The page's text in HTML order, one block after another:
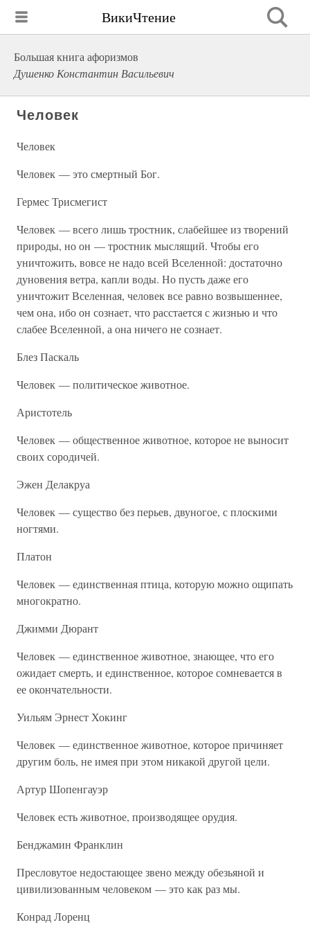
ВикиЧтение
Большая книга афоризмов
Душенко Константин Васильевич
Человек
Человек
Человек — это смертный Бог.
Гермес Трисмегист
Человек — всего лишь тростник, слабейшее из творений
природы, но он — тростник мыслящий. Чтобы его
уничтожить, вовсе не надо всей Вселенной: достаточно
дуновения ветра, капли воды. Но пусть даже его
уничтожит Вселенная, человек все равно возвышеннее,
чем она, ибо он сознает, что расстается с жизнью и что
слабее Вселенной, а она ничего не сознает.
Блез Паскаль
Человек — политическое животное.
Аристотель
Человек — общественное животное, которое не выносит
своих сородичей.
Эжен Делакруа
Человек — существо без перьев, двуногое, с плоскими
ногтями.
Платон
Человек — единственная птица, которую можно ощипать
многократно.
Джимми Дюрант
Человек — единственное животное, знающее, что его
ожидает смерть, и единственное, которое сомневается в
ее окончательности.
Уильям Эрнест Хокинг
Человек — единственное животное, которое причиняет
другим боль, не имея при этом никакой другой цели.
Артур Шопенгауэр
Человек есть животное, производящее орудия.
Бенджамин Франклин
Пресловутое недостающее звено между обезьяной и
цивилизованным человеком — это как раз мы.
Конрад Лоренц